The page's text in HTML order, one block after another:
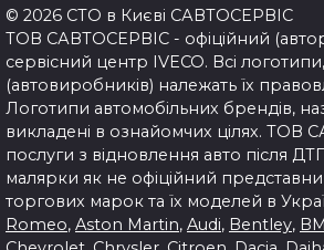
© 2026 СТО в Києві САВТОСЕРВІС
ТОВ САВТОСЕРВІС - офіційний
сервісний центр IVECO. Всі
(автовиробників) належать їх
Логотипи автомобільних брендів,
викладені в ознайомчих цілях. ТОВ
послуги з відновлення авто після
малярки як не офіційний
торгових марок та їх моделей в
Romeo, Aston Martin, Audi, Bentley,